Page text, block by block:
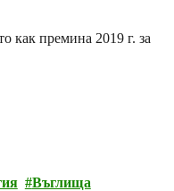
как премина 2019 г. за
Въглища